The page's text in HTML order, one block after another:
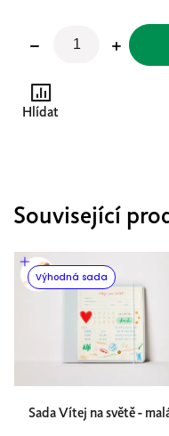
Hlídat
Související
Výhodná sada
Sada Vítej na světě -